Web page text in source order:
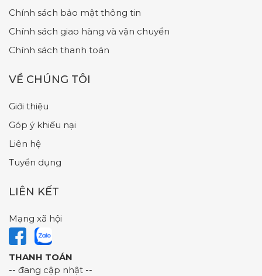
Chính sách bảo mật thông tin
Chính sách giao hàng và vận chuyển
Chính sách thanh toán
VỀ CHÚNG TÔI
Giới thiệu
Góp ý khiếu nại
Liên hệ
Tuyển dụng
LIÊN KẾT
Mạng xã hội
THANH TOÁN
-- đang cập nhật --